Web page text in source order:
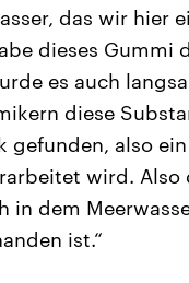
das wir hier
dieses Gummi
es auch
diese
gefunden, also ein
wird. Also
in dem
ist.“